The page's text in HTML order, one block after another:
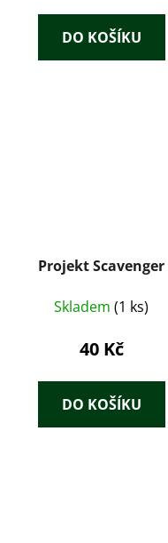
DO KOŠÍKU
Projekt Scavenger
Skladem (1 ks)
40 Kč
DO KOŠÍKU